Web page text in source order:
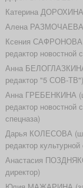
Катерина ДОРОХИНА
Алена РАЗМОЧАЕВА
Ксения
редактор новостной
Анна
редактор "5 СОВ-ТВ")
Анна ГРЕБЕНКИНА
редактор новостной
спецназа)
Дарья КОЛЕСОВА
редактор
Анастасия
директор)